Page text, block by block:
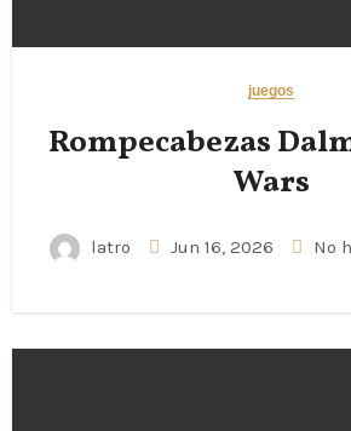
juegos
Rompecabezas
Wars
latro Jun 16, 2026 No